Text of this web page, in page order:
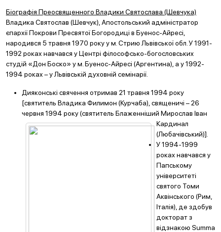
Біографія Преосвященного Владики Святослава (Шевчука)
Владика Святослав (Шевчук), Апостольський адміністратор
єпархії Покрови Пресвятої Богородиці в Буенос-Айресі,
народився 5 травня 1970 року у м. Стрию Львівської обл. У 1991-
1992 роках навчався у Центрі філософсько-богословських
студій «Дон Боско» у м. Буенос-Айресі (Аргентина), а у 1992-
1994 роках – у Львівській духовній семінарії.
Дияконські свячення отримав 21 травня 1994 року
[святитель Владика Филимон (Курчаба), священичі – 26
червня 1994 року (святитель Блаженніший Мирослав Іван
Кардинал
(Любачівський)].
У 1994-1999
роках навчався у
Папському
університеті
святого Томи
Аквінського (Рим,
Італія), де здобув
докторат з
відзнакою Summa